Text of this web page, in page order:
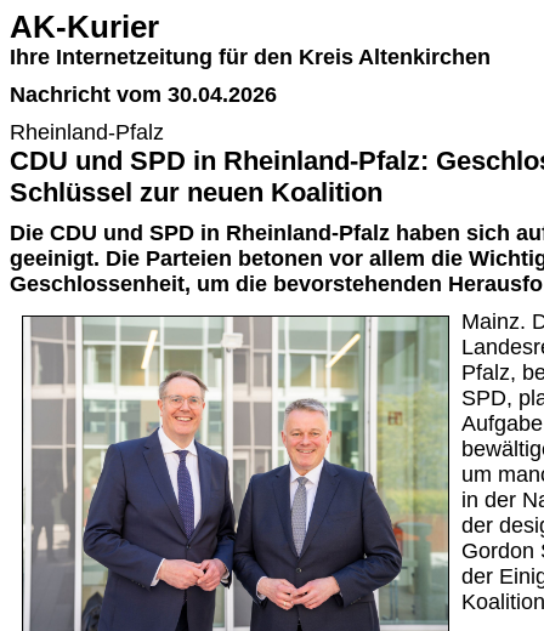
AK-Kurier
Ihre Internetzeitung für den Kreis Altenkirchen
Nachricht vom 30.04.2026
Rheinland-Pfalz
CDU und SPD in Rheinland-Pfalz:
Schlüssel zur neuen Koalition
Die CDU und SPD in Rheinland-Pfalz haben sich
geeinigt. Die Parteien betonen vor allem die
Geschlossenheit, um die bevorstehenden
Mainz.
Pfalz,
SPD,
um
in der
der
Gordon
der